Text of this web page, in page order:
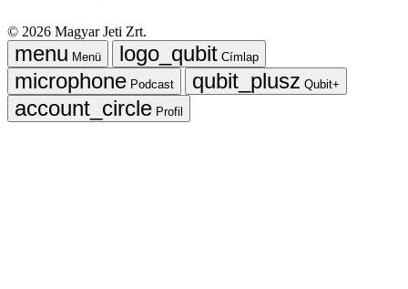
© 2026 Magyar Jeti Zrt.
Menü
Címlap
Podcast
Qubit+
Profil